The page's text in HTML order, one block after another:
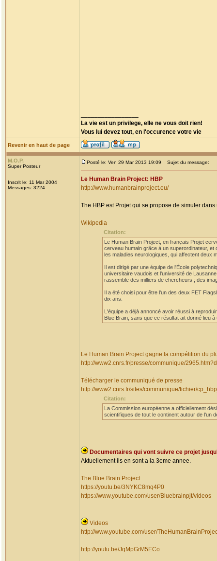
La vie est un privilege, elle ne vous doit rien!
Vous lui devez tout, en l'occurence votre vie
Revenir en haut de page
M.O.P.
Super Posteur
Inscrit le: 11 Mar 2004
Messages: 3224
Posté le: Ven 29 Mar 2013 19:09 Sujet du message:
Le Human Brain Project: HBP
http://www.humanbrainproject.eu/
The HBP est Projet qui se propose de simuler
Wikipedia
Citation:
Le Human Brain Project, en français Projet
cerveau humain grâce à un superordinateur,
les maladies neurologiques, qui affectent deux
Il est dirigé par une équipe de l'École
universitaire vaudois et l'université de
rassemble des milliers de chercheurs ; des
Il a été choisi pour être l'un des deux FET
dix ans.
L'équipe a déjà annoncé avoir réussi à
Blue Brain, sans que ce résultat ait donné lieu
Le Human Brain Project gagne la compétition du
http://www2.cnrs.fr/presse/communique/
Télécharger le communiqué de presse
http://www2.cnrs.fr/sites/communique/fichier/
Citation:
La Commission européenne a officiellement
scientifiques de tout le continent autour de l'un
Documentaires qui vont suivre ce projet
Aktuellement ils en sont a la 3eme annee.
The Blue Brain Project
https://youtu.be/3NYKC8mq4P0
https://www.youtube.com/user/Bluebrainpjt/videos
Videos
http://www.youtube.com/user/
http://youtu.be/JqMpGrM5ECo